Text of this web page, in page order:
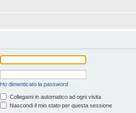
Ho dimenticato la password
Collegami in automatico ad ogni visita
Nascondi il mio stato per questa sessione